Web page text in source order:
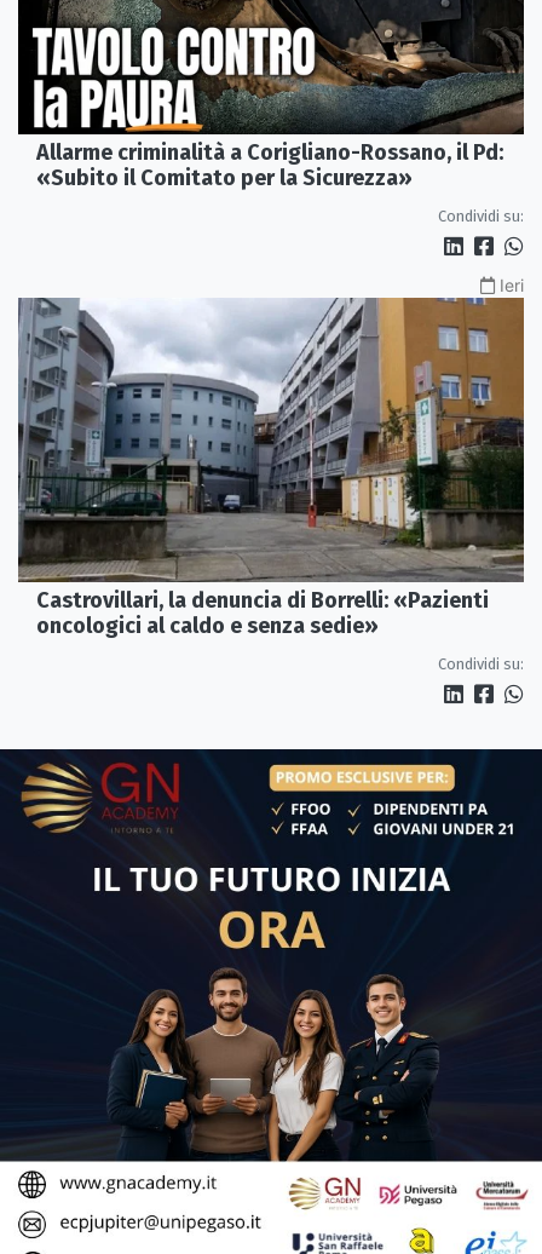
Allarme criminalità a Corigliano-Rossano, il Pd:
«Subito il Comitato per la Sicurezza»
Condividi su:
Ieri
Castrovillari, la denuncia di Borrelli: «Pazienti
oncologici al caldo e senza sedie»
Condividi su: